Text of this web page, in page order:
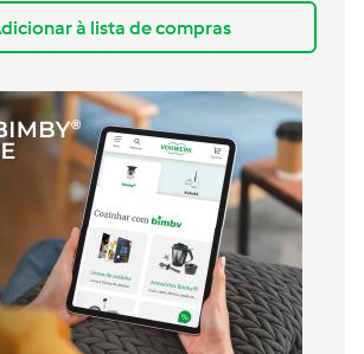
à lista de compras